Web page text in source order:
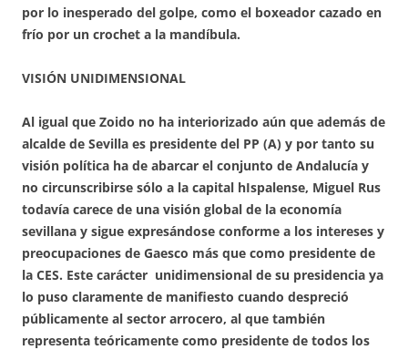
por lo inesperado del golpe, como el boxeador cazado en
frío por un crochet a la mandíbula.
VISIÓN UNIDIMENSIONAL
Al igual que Zoido no ha interiorizado aún que además de
alcalde de Sevilla es presidente del PP (A) y por tanto su
visión política ha de abarcar el conjunto de Andalucía y
no circunscribirse sólo a la capital hIspalense, Miguel Rus
todavía carece de una visión global de la economía
sevillana y sigue expresándose conforme a los intereses y
preocupaciones de Gaesco más que como presidente de
la CES. Este carácter unidimensional de su presidencia ya
lo puso claramente de manifiesto cuando despreció
públicamente al sector arrocero, al que también
representa teóricamente como presidente de todos los